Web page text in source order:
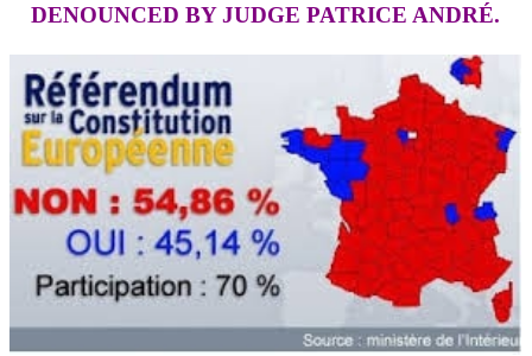
DENOUNCED BY JUDGE PATRICE ANDRÉ.